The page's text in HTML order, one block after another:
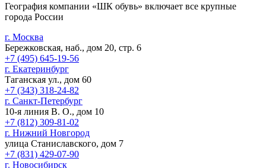
География компании «ШК обувь» включает все крупные
города России
г. Москва
Бережковская, наб., дом 20, стр. 6
+7 (495) 645-19-56
г. Екатеринбург
Таганская ул., дом 60
+7 (343) 318-24-82
г. Санкт-Петербург
10-я линия В. О., дом 10
+7 (812) 309-81-02
г. Нижний Новгород
улица Станиславского, дом 7
+7 (831) 429-07-90
г. Новосибирск